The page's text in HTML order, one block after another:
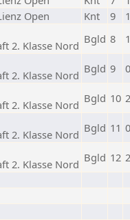
Open Knt 9
2. Klasse Nord Bgld 8
2. Klasse Nord Bgld 9
2. Klasse Nord Bgld 10
2. Klasse Nord Bgld 11
2. Klasse Nord Bgld 12